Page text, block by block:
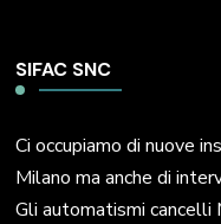
SIFAC SNC
Ci occupiamo di nuove
Milano ma anche di
Gli automatismi cancelli